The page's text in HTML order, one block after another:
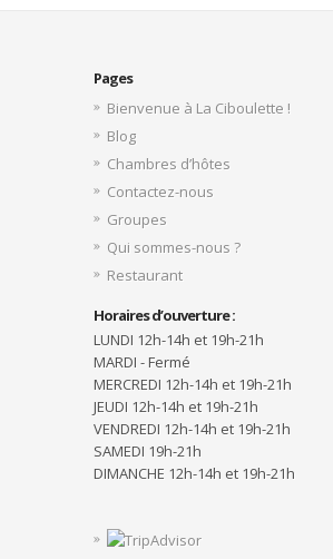
Pages
Bienvenue à La Ciboulette !
Blog
Chambres d’hôtes
Contactez-nous
Groupes
Qui sommes-nous ?
Restaurant
Horaires d’ouverture :
LUNDI 12h-14h et 19h-21h
MARDI - Fermé
MERCREDI 12h-14h et 19h-21h
JEUDI 12h-14h et 19h-21h
VENDREDI 12h-14h et 19h-21h
SAMEDI 19h-21h
DIMANCHE 12h-14h et 19h-21h